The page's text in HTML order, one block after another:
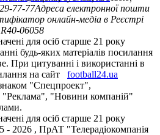
77-77Адреса електронної пошти
онлайн-медіа в Реєстрі
06058
для осіб старше 21 року
будь-яких матеріалів посилання
При цитуванні і використанні в
на сайт
football24.ua
"Спецпроект",
"Реклама", "Новини компаній"
для осіб старше 21 року
- 2026 , ПрАТ "Телерадіокомпанія